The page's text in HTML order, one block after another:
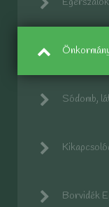
Sódomb,
Borvidék